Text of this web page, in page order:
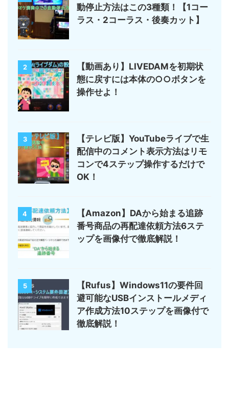
動停止方法はこの3種類！【1コー
ラス・2コーラス・後奏カット】
2
【動画あり】LIVEDAMを初期状
態に戻すには本体の○○ボタンを
操作せよ！
3
【テレビ版】YouTubeライブで生
配信中のコメント表示方法はリモ
コンで4ステップ操作するだけで
OK！
4
【Amazon】DAから始まる追跡
番号商品の再配達依頼方法6ステ
ップを画像付で徹底解説！
5
【Rufus】Windows11の要件回
避可能なUSBインストールメディ
ア作成方法10ステップを画像付で
徹底解説！